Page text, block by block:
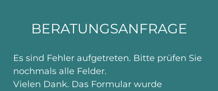
BERATUNGSANFRAGE
Es sind Fehler aufgetreten. Bitte prüfen Sie
nochmals alle Felder.
Vielen Dank. Das Formular wurde